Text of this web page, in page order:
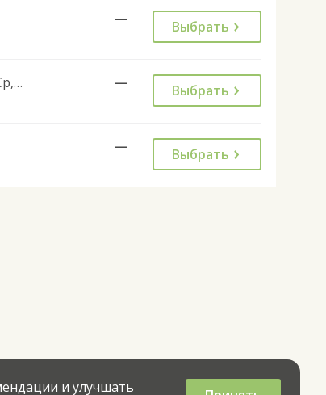
— Выбрать
Пн,Вт,Ср,Чт,Пт — Выбрать
— Выбрать
и улучшать